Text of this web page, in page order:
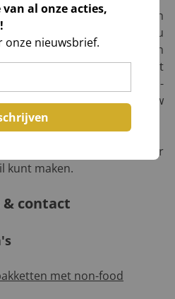
uw kerstpakketten mogen
non-food artikelen waar u
die plezier, gemak en
leven. Of het nu gaat
een stijlvolle Nespresso-
gadgets: ze laten uw
die blijft hangen.
we graag met u mee over
kunt maken.
contact
met non-food
al onze acties,
onze nieuwsbrief.